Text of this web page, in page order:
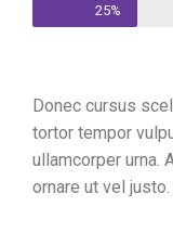
25%
Donec cursus
tortor tempor
ullamcorper urna.
ornare ut vel justo.